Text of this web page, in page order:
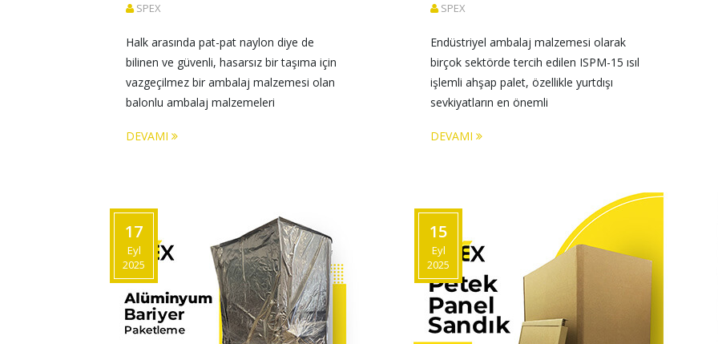
SPEX
Halk arasında pat-pat naylon diye de
bilinen ve güvenli, hasarsız bir taşıma için
vazgeçilmez bir ambalaj malzemesi olan
balonlu ambalaj malzemeleri
DEVAMI
SPEX
Endüstriyel ambalaj malzemesi olarak
birçok sektörde tercih edilen ISPM-15 ısıl
işlemli ahşap palet, özellikle yurtdışı
sevkiyatların en önemli
DEVAMI
17
Eyl
2025
15
Eyl
2025